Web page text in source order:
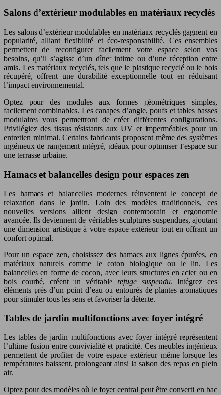
Salons d’extérieur modulables en matériaux recyclés
Les salons d’extérieur modulables en matériaux recyclés gagnent en
popularité, alliant flexibilité et éco-responsabilité. Ces ensembles
permettent de reconfigurer facilement votre espace selon vos
besoins, qu’il s’agisse d’un dîner intime ou d’une réception entre
amis. Les matériaux recyclés, tels que le plastique recyclé ou le bois
récupéré, offrent une durabilité exceptionnelle tout en réduisant
l’impact environnemental.
Optez pour des modules aux formes géométriques simples,
facilement combinables. Les canapés d’angle, poufs et tables basses
modulaires vous permettront de créer différentes configurations.
Privilégiez des tissus résistants aux UV et imperméables pour un
entretien minimal. Certains fabricants proposent même des systèmes
ingénieux de rangement intégré, idéaux pour optimiser l’espace sur
une terrasse urbaine.
Hamacs et balancelles design pour espaces zen
Les hamacs et balancelles modernes réinventent le concept de
relaxation dans le jardin. Loin des modèles traditionnels, ces
nouvelles versions allient design contemporain et ergonomie
avancée. Ils deviennent de véritables sculptures suspendues, ajoutant
une dimension artistique à votre espace extérieur tout en offrant un
confort optimal.
Pour un espace zen, choisissez des hamacs aux lignes épurées, en
matériaux naturels comme le coton biologique ou le lin. Les
balancelles en forme de cocon, avec leurs structures en acier ou en
bois courbé, créent un véritable refuge suspendu. Intégrez ces
éléments près d’un point d’eau ou entourés de plantes aromatiques
pour stimuler tous les sens et favoriser la détente.
Tables de jardin multifonctions avec foyer intégré
Les tables de jardin multifonctions avec foyer intégré représentent
l’ultime fusion entre convivialité et praticité. Ces meubles ingénieux
permettent de profiter de votre espace extérieur même lorsque les
températures baissent, prolongeant ainsi la saison des repas en plein
air.
Optez pour des modèles où le foyer central peut être converti en bac